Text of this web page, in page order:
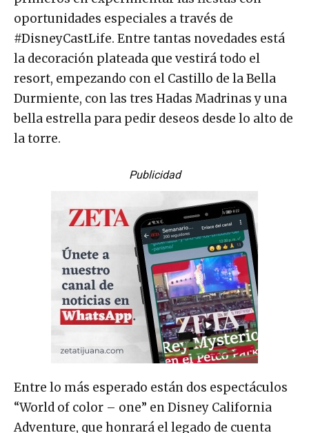
oportunidades especiales a través de
#DisneyCastLife. Entre tantas novedades está
la decoración plateada que vestirá todo el
resort, empezando con el Castillo de la Bella
Durmiente, con las tres Hadas Madrinas y una
bella estrella para pedir deseos desde lo alto de
la torre.
Publicidad
Entre lo más esperado están dos espectáculos
“World of color – one” en Disney California
Adventure, que honrará el legado de cuenta